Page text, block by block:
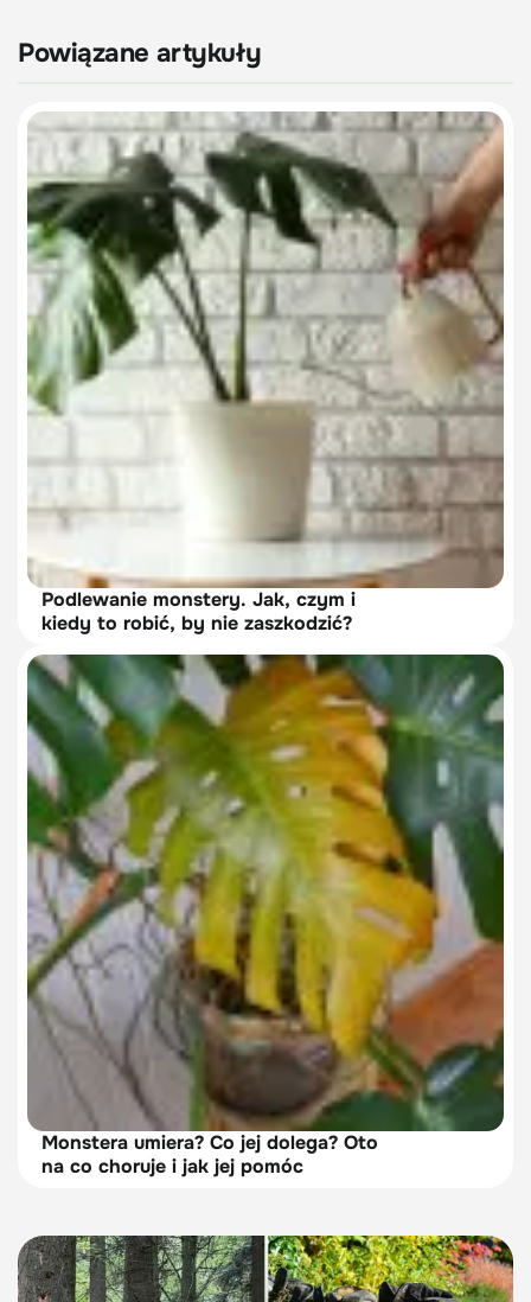
Powiązane artykuły
Podlewanie monstery. Jak, czym i
kiedy to robić, by nie zaszkodzić?
Monstera umiera? Co jej dolega? Oto
na co choruje i jak jej pomóc